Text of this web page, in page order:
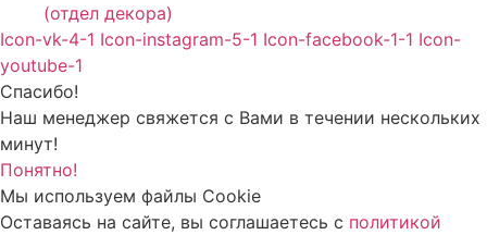
(отдел декора)
Icon-vk-4-1 Icon-instagram-5-1 Icon-facebook-1-1 Icon-
youtube-1
Спасибо!
Наш менеджер свяжется с Вами в течении нескольких
минут!
Понятно!
Мы используем файлы Cookie
Оставаясь на сайте, вы соглашаетесь c политикой